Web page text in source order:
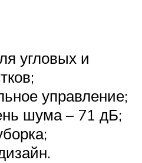
угловых и
управление;
шума – 71 дБ;